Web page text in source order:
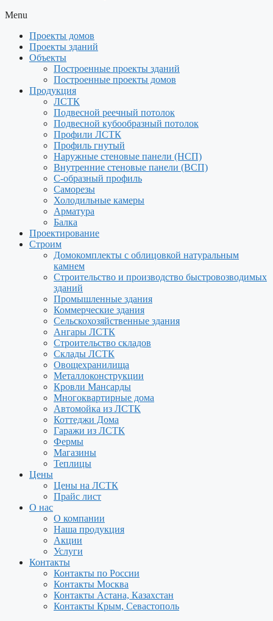
Menu
Проекты домов
Проекты зданий
Объекты
Построенные проекты зданий
Построенные проекты домов
Продукция
ЛСТК
Подвесной реечный потолок
Подвесной кубообразный потолок
Профили ЛСТК
Профиль гнутый
Наружные стеновые панели (НСП)
Внутренние стеновые панели (ВСП)
С-образный профиль
Саморезы
Холодильные камеры
Арматура
Балка
Проектирование
Строим
Домокомплекты с облицовкой натуральным
камнем
Строительство и производство быстровозводимых
зданий
Промышленные здания
Коммерческие здания
Сельскохозяйственные здания
Ангары ЛСТК
Строительство складов
Склады ЛСТК
Овощехранилища
Металлоконструкции
Кровли Мансарды
Многоквартирные дома
Автомойка из ЛСТК
Коттеджи Дома
Гаражи из ЛСТК
Фермы
Магазины
Теплицы
Цены
Цены на ЛСТК
Прайс лист
О нас
О компании
Наша продукция
Акции
Услуги
Контакты
Контакты по России
Контакты Москва
Контакты Астана, Казахстан
Контакты Крым, Севастополь